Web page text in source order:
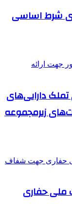
شرط اساسی
دارایی‌های
زیرمجموعه
ملی حفاری